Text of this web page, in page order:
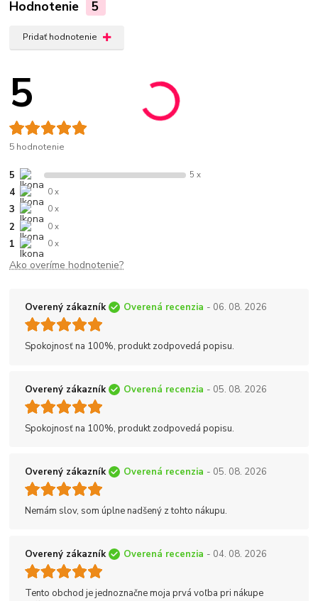
Hodnotenie 5
Pridať hodnotenie
5
5 hodnotenie
5 5 x
4 0 x
3 0 x
2 0 x
1 0 x
Ako overíme hodnotenie?
Overený zákazník Overená recenzia - 06. 08. 2026
Spokojnosť na 100%, produkt zodpovedá popisu.
Overený zákazník Overená recenzia - 05. 08. 2026
Spokojnosť na 100%, produkt zodpovedá popisu.
Overený zákazník Overená recenzia - 05. 08. 2026
Nemám slov, som úplne nadšený z tohto nákupu.
Overený zákazník Overená recenzia - 04. 08. 2026
Tento obchod je jednoznačne moja prvá voľba pri nákupe